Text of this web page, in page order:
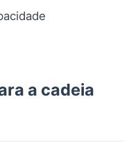
a cadeia